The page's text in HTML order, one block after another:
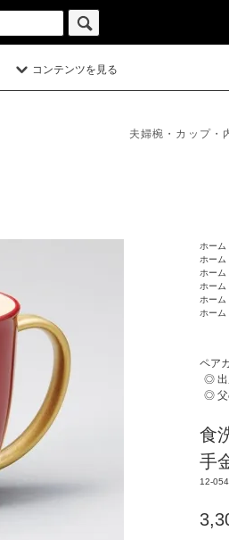
コンテンツを見る
夫婦椀・カップ・
ホーム
ホーム
ホーム
ホーム
ホーム
ホーム
ペア
◎ 出
◎ 父
食
手
12-